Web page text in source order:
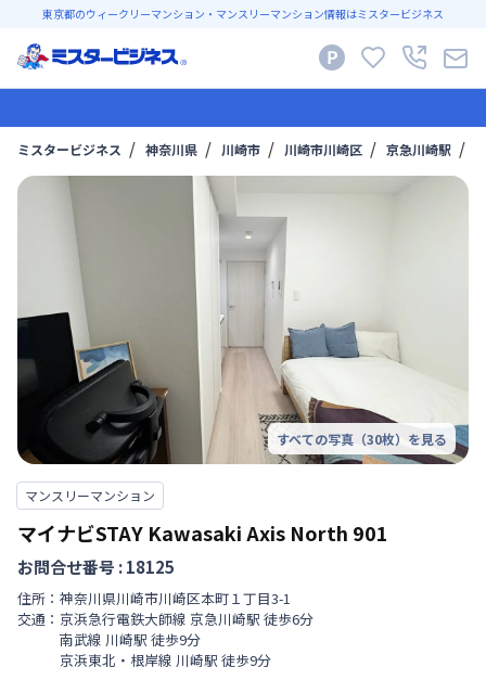
東京都のウィークリーマンション・マンスリーマンション情報はミスタービジネス
ミスタービジネス 神奈川県 川崎市 川崎市川崎区 京急川崎駅
すべての写真（30枚）を見る
マンスリーマンション
マイナビSTAY Kawasaki Axis North 901
お問合せ番号 :18125
住所： 神奈川県川崎市川崎区本町 １丁目3-1
交通： 京浜急行電鉄大師線 京急川崎駅 徒歩6分
南武線 川崎駅 徒歩9分
京浜東北・根岸線 川崎駅 徒歩9分